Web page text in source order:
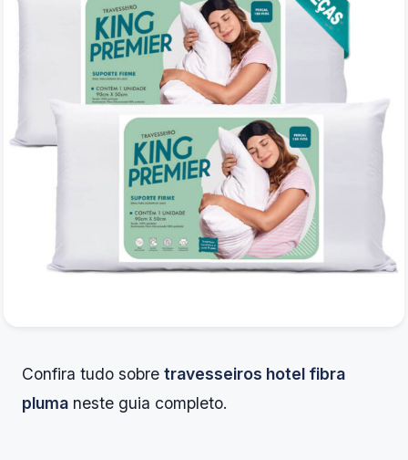
Confira tudo sobre travesseiros hotel fibra
pluma neste guia completo.